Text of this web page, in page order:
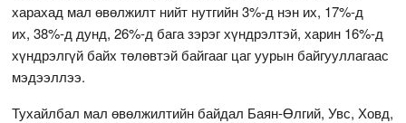
харахад мал өвөлжилт нийт нутгийн 3%-д нэн их, 17%-д
их, 38%-д дунд, 26%-д бага зэрэг хүндрэлтэй, харин 16%-д
хүндрэлгүй байх төлөвтэй байгааг цаг уурын байгууллагаас
мэдээллээ.
Тухайлбал мал өвөлжилтийн байдал Баян-Өлгий, Увс, Ховд,